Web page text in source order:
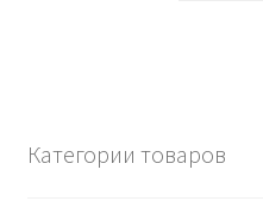
Категории товаров